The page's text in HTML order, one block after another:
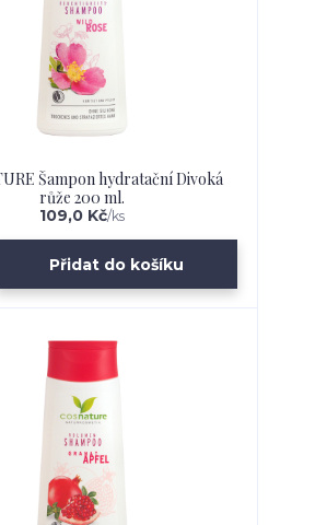
Šampon hydratační Divoká
růže 200 ml.
109,0 Kč/ks
Přidat do košíku